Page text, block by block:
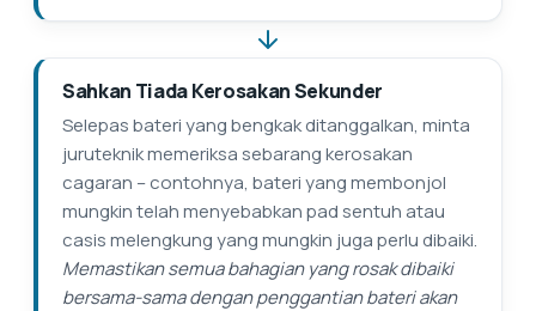
Sahkan Tiada Kerosakan Sekunder
Selepas bateri yang bengkak ditanggalkan, minta
juruteknik memeriksa sebarang kerosakan
cagaran – contohnya, bateri yang membonjol
mungkin telah menyebabkan pad sentuh atau
casis melengkung yang mungkin juga perlu dibaiki.
Memastikan semua bahagian yang rosak dibaiki
bersama-sama dengan penggantian bateri akan